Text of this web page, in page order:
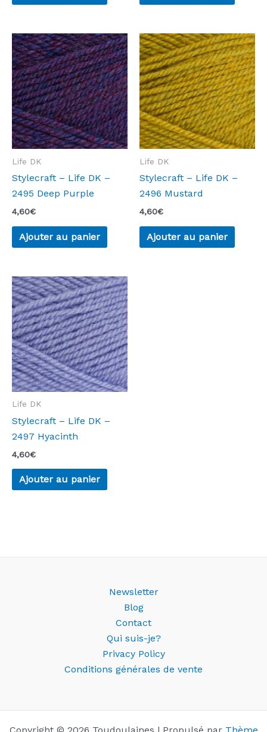
Life DK
Stylecraft – Life DK –
2495 Deep Purple
4,60€
Ajouter au panier
Life DK
Stylecraft – Life DK –
2496 Mustard
4,60€
Ajouter au panier
Life DK
Stylecraft – Life DK –
2497 Hyacinth
4,60€
Ajouter au panier
Newsletter
Blog
Contact
Qui suis-je?
Privacy Policy
Conditions générales de vente